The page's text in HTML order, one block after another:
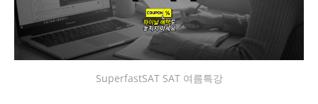
SuperfastSAT SAT 여름특강